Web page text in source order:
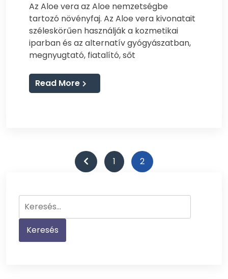
Az Aloe vera az Aloe nemzetségbe
tartozó növényfaj. Az Aloe vera kivonatait
széleskörűen használják a kozmetikai
iparban és az alternatív gyógyászatban,
megnyugtató, fiatalító, sőt
Read More
Bejegyzések
lapozása
1 2
Keresés: